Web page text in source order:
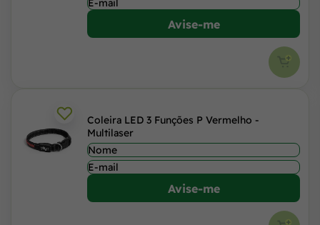
Avise-me
Coleira LED 3 Funções P Vermelho -
Multilaser
Avise-me